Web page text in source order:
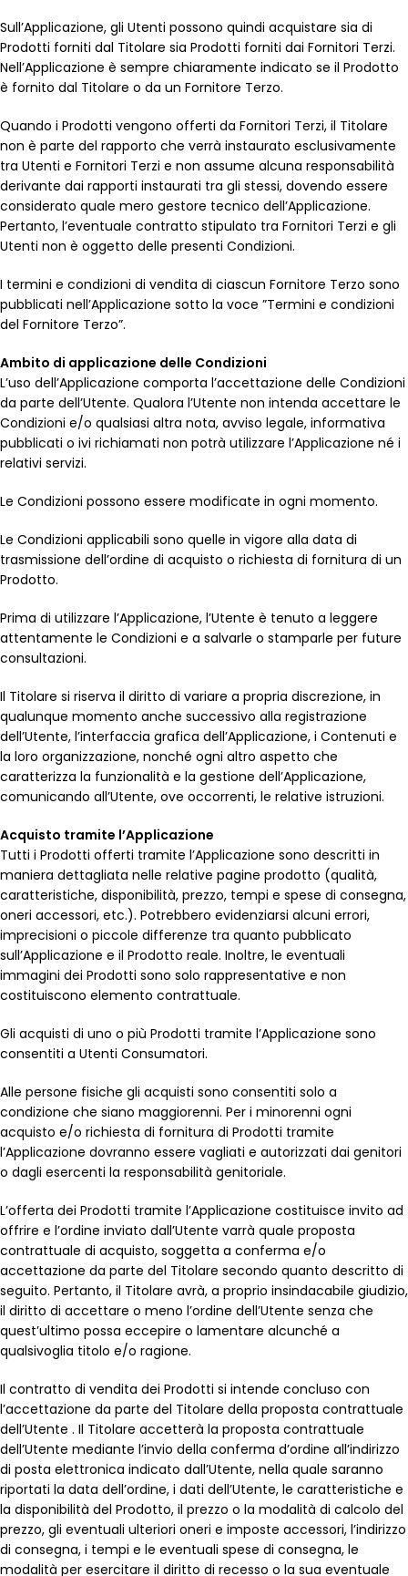
Sull’Applicazione, gli Utenti possono quindi acquistare sia di
Prodotti forniti dal Titolare sia Prodotti forniti dai Fornitori Terzi.
Nell’Applicazione è sempre chiaramente indicato se il Prodotto
è fornito dal Titolare o da un Fornitore Terzo.
Quando i Prodotti vengono offerti da Fornitori Terzi, il Titolare
non è parte del rapporto che verrà instaurato esclusivamente
tra Utenti e Fornitori Terzi e non assume alcuna responsabilità
derivante dai rapporti instaurati tra gli stessi, dovendo essere
considerato quale mero gestore tecnico dell’Applicazione.
Pertanto, l’eventuale contratto stipulato tra Fornitori Terzi e gli
Utenti non è oggetto delle presenti Condizioni.
I termini e condizioni di vendita di ciascun Fornitore Terzo sono
pubblicati nell’Applicazione sotto la voce ”Termini e condizioni
del Fornitore Terzo”.
Ambito di applicazione delle Condizioni
L’uso dell’Applicazione comporta l’accettazione delle Condizioni
da parte dell’Utente. Qualora l’Utente non intenda accettare le
Condizioni e/o qualsiasi altra nota, avviso legale, informativa
pubblicati o ivi richiamati non potrà utilizzare l’Applicazione né i
relativi servizi.
Le Condizioni possono essere modificate in ogni momento.
Le Condizioni applicabili sono quelle in vigore alla data di
trasmissione dell’ordine di acquisto o richiesta di fornitura di un
Prodotto.
Prima di utilizzare l’Applicazione, l’Utente è tenuto a leggere
attentamente le Condizioni e a salvarle o stamparle per future
consultazioni.
Il Titolare si riserva il diritto di variare a propria discrezione, in
qualunque momento anche successivo alla registrazione
dell’Utente, l’interfaccia grafica dell’Applicazione, i Contenuti e
la loro organizzazione, nonché ogni altro aspetto che
caratterizza la funzionalità e la gestione dell’Applicazione,
comunicando all’Utente, ove occorrenti, le relative istruzioni.
Acquisto tramite l’Applicazione
Tutti i Prodotti offerti tramite l’Applicazione sono descritti in
maniera dettagliata nelle relative pagine prodotto (qualità,
caratteristiche, disponibilità, prezzo, tempi e spese di consegna,
oneri accessori, etc.). Potrebbero evidenziarsi alcuni errori,
imprecisioni o piccole differenze tra quanto pubblicato
sull’Applicazione e il Prodotto reale. Inoltre, le eventuali
immagini dei Prodotti sono solo rappresentative e non
costituiscono elemento contrattuale.
Gli acquisti di uno o più Prodotti tramite l’Applicazione sono
consentiti a Utenti Consumatori.
Alle persone fisiche gli acquisti sono consentiti solo a
condizione che siano maggiorenni. Per i minorenni ogni
acquisto e/o richiesta di fornitura di Prodotti tramite
l’Applicazione dovranno essere vagliati e autorizzati dai genitori
o dagli esercenti la responsabilità genitoriale.
L’offerta dei Prodotti tramite l’Applicazione costituisce invito ad
offrire e l’ordine inviato dall’Utente varrà quale proposta
contrattuale di acquisto, soggetta a conferma e/o
accettazione da parte del Titolare secondo quanto descritto di
seguito. Pertanto, il Titolare avrà, a proprio insindacabile giudizio,
il diritto di accettare o meno l’ordine dell’Utente senza che
quest’ultimo possa eccepire o lamentare alcunché a
qualsivoglia titolo e/o ragione.
Il contratto di vendita dei Prodotti si intende concluso con
l’accettazione da parte del Titolare della proposta contrattuale
dell’Utente . Il Titolare accetterà la proposta contrattuale
dell’Utente mediante l’invio della conferma d’ordine all’indirizzo
di posta elettronica indicato dall’Utente, nella quale saranno
riportati la data dell’ordine, i dati dell’Utente, le caratteristiche e
la disponibilità del Prodotto, il prezzo o la modalità di calcolo del
prezzo, gli eventuali ulteriori oneri e imposte accessori, l’indirizzo
di consegna, i tempi e le eventuali spese di consegna, le
modalità per esercitare il diritto di recesso o la sua eventuale